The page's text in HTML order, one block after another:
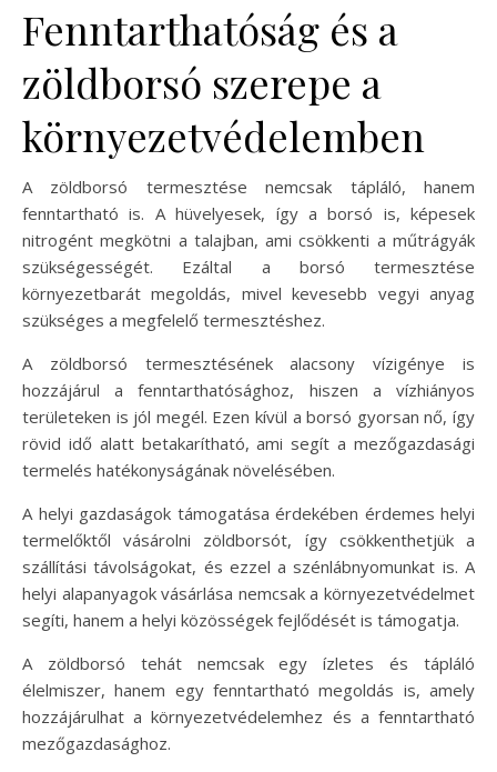
Fenntarthatóság és a
zöldborsó szerepe a
környezetvédelemben
A zöldborsó termesztése nemcsak tápláló, hanem
fenntartható is. A hüvelyesek, így a borsó is, képesek
nitrogént megkötni a talajban, ami csökkenti a műtrágyák
szükségességét. Ezáltal a borsó termesztése
környezetbarát megoldás, mivel kevesebb vegyi anyag
szükséges a megfelelő termesztéshez.
A zöldborsó termesztésének alacsony vízigénye is
hozzájárul a fenntarthatósághoz, hiszen a vízhiányos
területeken is jól megél. Ezen kívül a borsó gyorsan nő, így
rövid idő alatt betakarítható, ami segít a mezőgazdasági
termelés hatékonyságának növelésében.
A helyi gazdaságok támogatása érdekében érdemes helyi
termelőktől vásárolni zöldborsót, így csökkenthetjük a
szállítási távolságokat, és ezzel a szénlábnyomunkat is. A
helyi alapanyagok vásárlása nemcsak a környezetvédelmet
segíti, hanem a helyi közösségek fejlődését is támogatja.
A zöldborsó tehát nemcsak egy ízletes és tápláló
élelmiszer, hanem egy fenntartható megoldás is, amely
hozzájárulhat a környezetvédelemhez és a fenntartható
mezőgazdasághoz.